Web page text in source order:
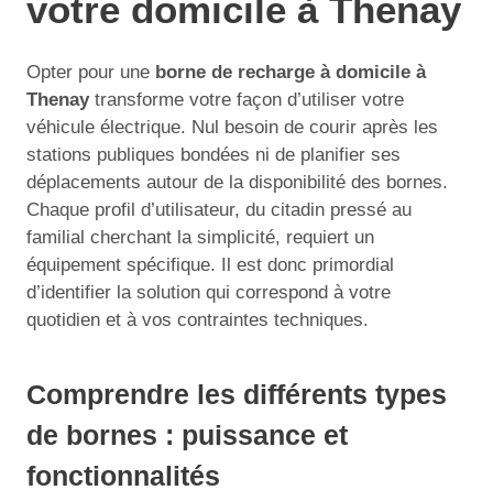
votre domicile à Thenay
Opter pour une borne de recharge à domicile à
Thenaytransforme votre façon d’utiliser votre
véhicule électrique. Nul besoin de courir après les
stations publiques bondées ni de planifier ses
déplacements autour de la disponibilité des bornes.
Chaque profil d’utilisateur, du citadin pressé au
familial cherchant la simplicité, requiert un
équipement spécifique. Il est donc primordial
d’identifier la solution qui correspond à votre
quotidien et à vos contraintes techniques.
Comprendre les différents types
de bornes : puissance et
fonctionnalités